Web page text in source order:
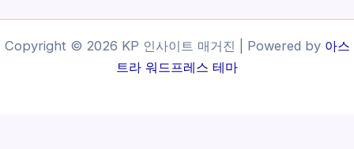
Copyright © 2026 KP 인사이트 매거진 | Powered by 아스
트라 워드프레스 테마